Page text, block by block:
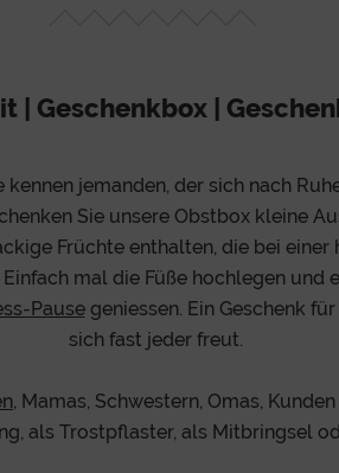
| Geschenkbox |
kennen jemanden, der sich nach
Sie unsere Obstbox kleine
Früchte enthalten, die bei einer
mal die Füße hochlegen und
Pausegeniessen. Ein Geschenk
sich fast jeder freut.
, Mamas, Schwestern, Omas,
als Trostpflaster, als Mitbringsel